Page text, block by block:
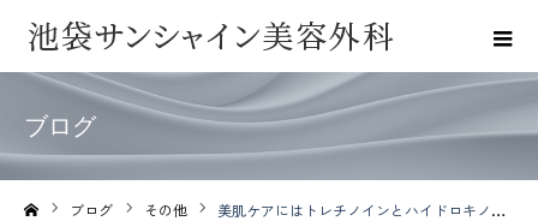
ブログ
ブログ その他 美肌ケアにはトレチノインとハイドロキノン！期待できる効果とは？